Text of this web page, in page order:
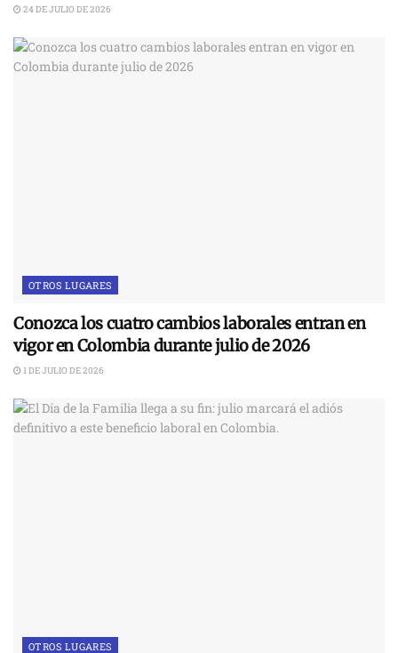
24 DE JULIO DE 2026
OTROS LUGARES
Conozca los cuatro cambios laborales entran en
vigor en Colombia durante julio de 2026
1 DE JULIO DE 2026
OTROS LUGARES